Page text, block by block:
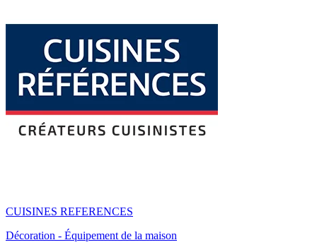
CUISINES REFERENCES
Décoration - Équipement de la maison